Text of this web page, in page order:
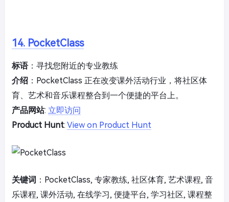
14. PocketClass
标语：寻找您附近的专业教练
介绍 ：PocketClass 正在改变课外活动行业，将社区体
育、艺术和音乐课程整合到一个便捷的平台上。
产品网站: 立即访问
Product Hunt: View on Product Hunt
关键词 ：PocketClass, 专家教练, 社区体育, 艺术课程, 音
乐课程, 课外活动, 在线学习, 便捷平台, 学习社区, 课程整